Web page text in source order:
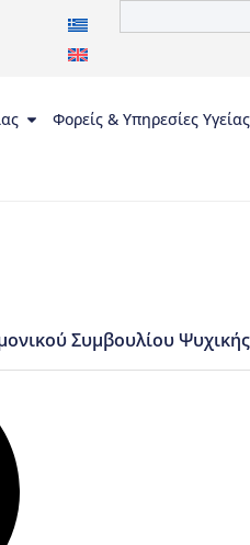
Φορείς & Υπηρεσίες Υγείας
Συμβουλίου